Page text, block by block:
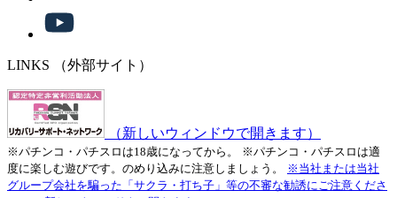
LINKS （外部サイト）
（新しいウィンドウで開きます）
※パチンコ・パチスロは18歳になってから。
※パチンコ・パチスロは適
度に楽しむ遊びです。のめり込みに注意しましょう。
※当社または当社
グループ会社を騙った「サクラ・打ち子」等の不審な勧誘にご注意くださ